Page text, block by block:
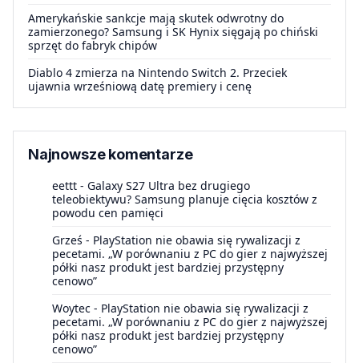
Amerykańskie sankcje mają skutek odwrotny do
zamierzonego? Samsung i SK Hynix sięgają po chiński
sprzęt do fabryk chipów
Diablo 4 zmierza na Nintendo Switch 2. Przeciek
ujawnia wrześniową datę premiery i cenę
Najnowsze komentarze
eettt - Galaxy S27 Ultra bez drugiego
teleobiektywu? Samsung planuje cięcia kosztów z
powodu cen pamięci
Grześ - PlayStation nie obawia się rywalizacji z
pecetami. „W porównaniu z PC do gier z najwyższej
półki nasz produkt jest bardziej przystępny
cenowo”
Woytec - PlayStation nie obawia się rywalizacji z
pecetami. „W porównaniu z PC do gier z najwyższej
półki nasz produkt jest bardziej przystępny
cenowo”